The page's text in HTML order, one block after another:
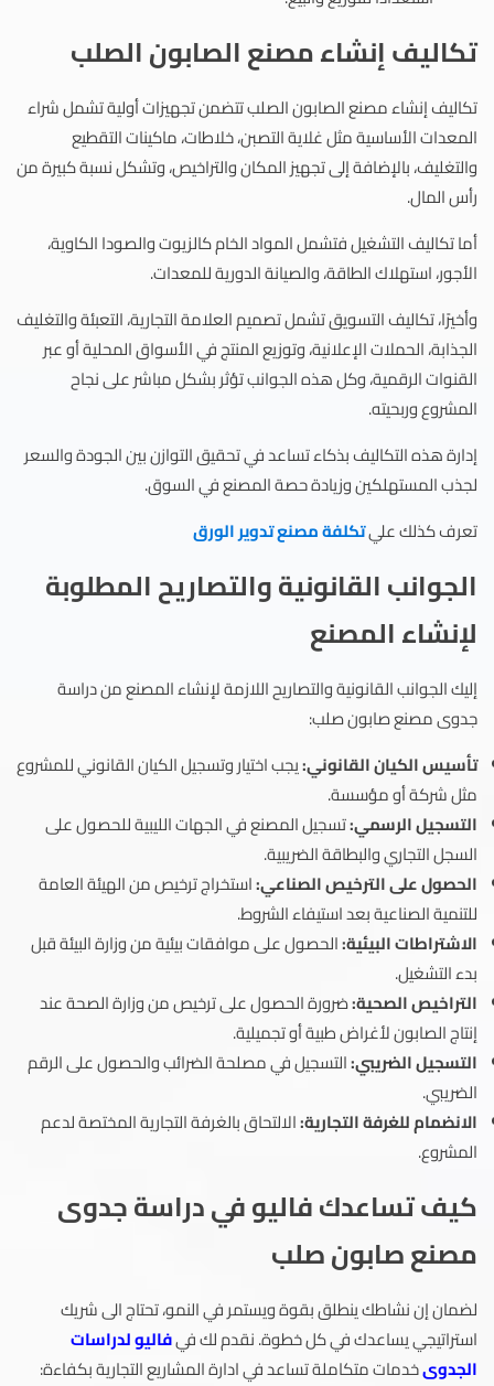
تكاليف إنشاء مصنع الصابون الصلب
تكاليف إنشاء مصنع الصابون الصلب تتضمن تجهيزات أولية تشمل شراء
المعدات الأساسية مثل غلاية التصبن، خلاطات، ماكينات التقطيع
والتغليف، بالإضافة إلى تجهيز المكان والتراخيص، وتشكل نسبة كبيرة من
رأس المال.
أما تكاليف التشغيل فتشمل المواد الخام كالزيوت والصودا الكاوية،
الأجور، استهلاك الطاقة، والصيانة الدورية للمعدات.
وأخيرًا، تكاليف التسويق تشمل تصميم العلامة التجارية، التعبئة والتغليف
الجذابة، الحملات الإعلانية، وتوزيع المنتج في الأسواق المحلية أو عبر
القنوات الرقمية، وكل هذه الجوانب تؤثر بشكل مباشر على نجاح
المشروع وربحيته.
إدارة هذه التكاليف بذكاء تساعد في تحقيق التوازن بين الجودة والسعر
لجذب المستهلكين وزيادة حصة المصنع في السوق.
تعرف كذلك عليتكلفة مصنع تدوير الورق
الجوانب القانونية والتصاريح المطلوبة
لإنشاء المصنع
إليك الجوانب القانونية والتصاريح اللازمة لإنشاء المصنع من دراسة
جدوى مصنع صابون صلب:
تأسيس الكيان القانوني:يجب اختيار وتسجيل الكيان القانوني للمشروع
مثل شركة أو مؤسسة.
التسجيل الرسمي:تسجيل المصنع في الجهات الليبية للحصول على
السجل التجاري والبطاقة الضريبية.
الحصول على الترخيص الصناعي:استخراج ترخيص من الهيئة العامة
للتنمية الصناعية بعد استيفاء الشروط.
الاشتراطات البيئية:الحصول على موافقات بيئية من وزارة البيئة قبل
بدء التشغيل.
التراخيص الصحية:ضرورة الحصول على ترخيص من وزارة الصحة عند
إنتاج الصابون لأغراض طبية أو تجميلية.
التسجيل الضريبي:التسجيل في مصلحة الضرائب والحصول على الرقم
الضريبي.
الانضمام للغرفة التجارية:الالتحاق بالغرفة التجارية المختصة لدعم
المشروع.
كيف تساعدك فاليو في دراسة جدوى
مصنع صابون صلب
لضمان إن نشاطك ينطلق بقوة ويستمر في النمو، تحتاج الى شريك
استراتيجي يساعدك في كل خطوة. نقدم لك فيفاليو لدراسات
الجدوىخدمات متكاملة تساعد في ادارة المشاريع التجارية بكفاءة: